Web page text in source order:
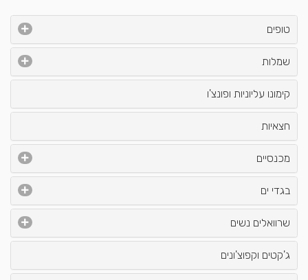
טופים
שמלות
קימונו עליוניות ופונצ'ו
חצאיות
מכנסיים
בגדי ים
שרוואלים נשים
ג'קטים וקפוצ'ונים